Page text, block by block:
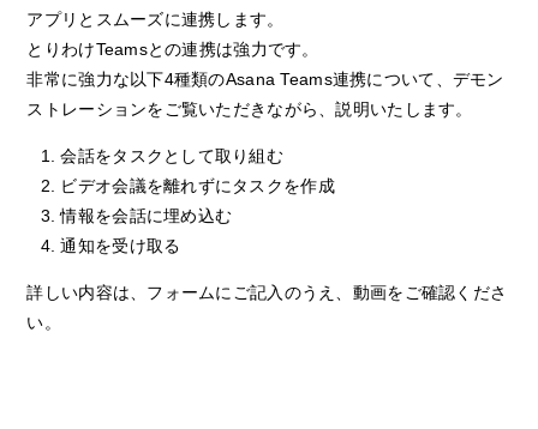
アプリとスムーズに連携します。
とりわけTeamsとの連携は強力です。
非常に強力な以下4種類のAsana Teams連携について、デモン
ストレーションをご覧いただきながら、説明いたします。
会話をタスクとして取り組む
ビデオ会議を離れずにタスクを作成
情報を会話に埋め込む
通知を受け取る
詳しい内容は、フォームにご記入のうえ、動画をご確認くださ
い。